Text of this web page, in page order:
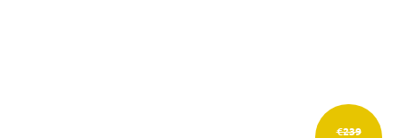
€239